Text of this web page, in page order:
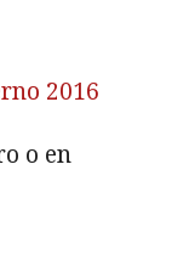
2016
o en